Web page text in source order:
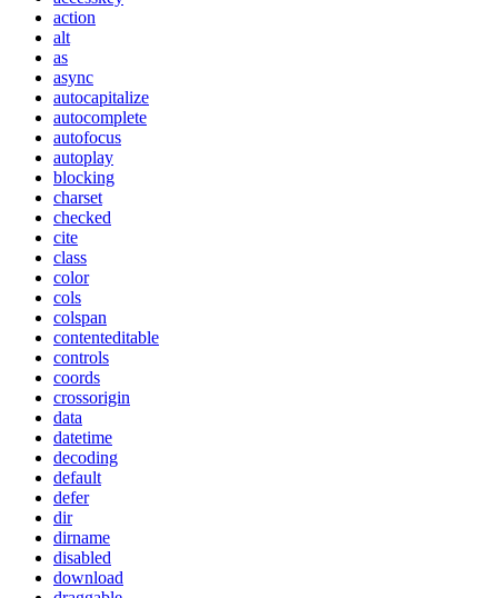
action
alt
as
async
autocapitalize
autocomplete
autofocus
autoplay
blocking
charset
checked
cite
class
color
cols
colspan
contenteditable
controls
coords
crossorigin
data
datetime
decoding
default
defer
dir
dirname
disabled
download